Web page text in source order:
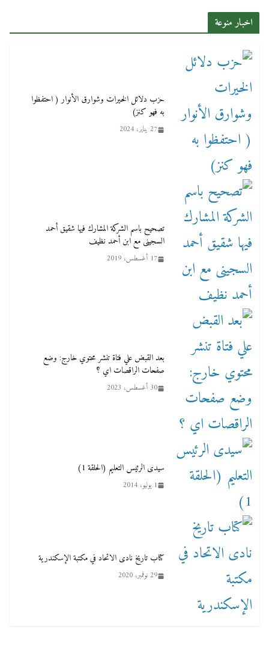
اخبار منوعة
حزب دلائل الخيرات وشوارق الأنوار ( احتفظوا
به فهو كنز)
27 يناير، 2024
تصحيح باسم الشركة المشارك فيها شقيق أحمد
السجينى مع ابن أحمد نظيف
17 أغسطس، 2019
بعد القبض علي فتاة تنشر محتوي خارج: وضع
صفحات الراقصات اي ؟
30 أغسطس، 2023
سيدى الرئيس التعليم (الحلقة 1)
1 يوليو، 2014
كتاب تاريخ نادى الاتحاد في مكتبة الإسكندرية
29 نوفمبر، 2020